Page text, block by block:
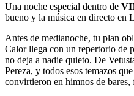
Una noche especial dentro de
bueno y la música en directo en
Antes de medianoche, tu plan
Calor llega con un repertorio de
no deja a nadie quieto. De
Pereza, y todos esos temazos
convirtieron en himnos de